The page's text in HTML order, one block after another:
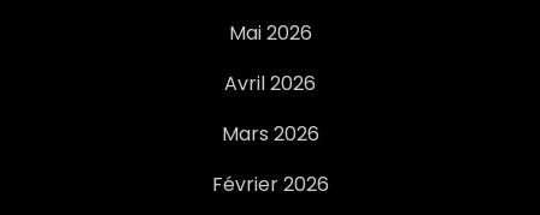
Mai 2026
Avril 2026
Mars 2026
Février 2026